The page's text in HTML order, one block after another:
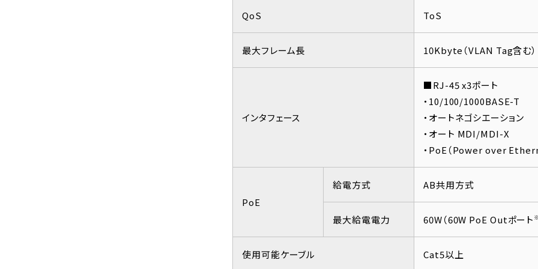
QoS ToS
最大フレーム長 10Kbyte（VLAN Tag含む）
インタフェース
■RJ-45 x3ポート
・10/100/1000BASE-T
・オートネゴシエーション
・オート MDI/MDI-X
・PoE（Power over
PoE
給電方式 AB共用方式
最大給電電力 60W（60W PoE Outポート
使用可能ケーブル Cat5以上